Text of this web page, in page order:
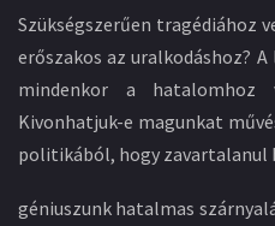
Szükségszerűen tragédiához
erőszakos az uralkodáshoz?
mindenkor a hatalomhoz
Kivonhatjuk-e magunkat
politikából, hogy zavartalanul
géniuszunk hatalmas